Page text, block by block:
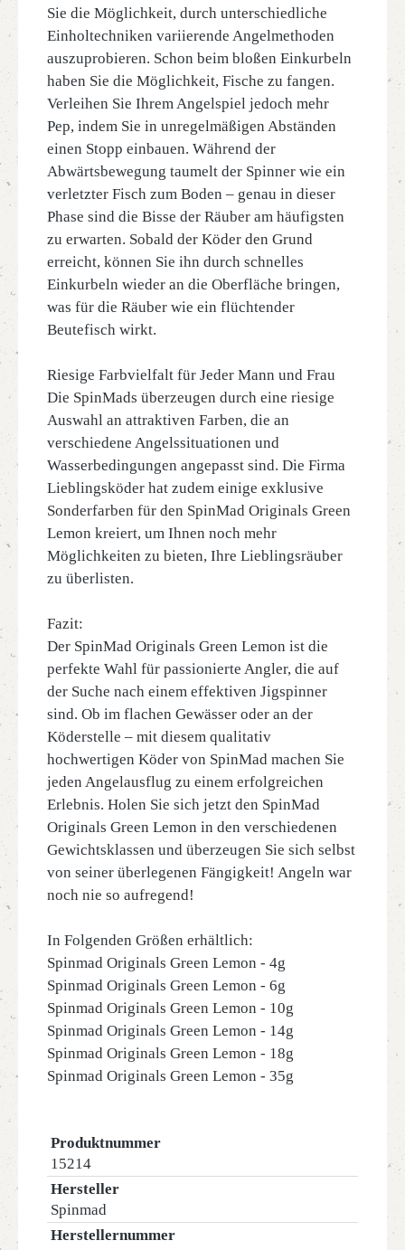
Sie die Möglichkeit, durch unterschiedliche
Einholtechniken variierende Angelmethoden
auszuprobieren. Schon beim bloßen Einkurbeln
haben Sie die Möglichkeit, Fische zu fangen.
Verleihen Sie Ihrem Angelspiel jedoch mehr
Pep, indem Sie in unregelmäßigen Abständen
einen Stopp einbauen. Während der
Abwärtsbewegung taumelt der Spinner wie ein
verletzter Fisch zum Boden – genau in dieser
Phase sind die Bisse der Räuber am häufigsten
zu erwarten. Sobald der Köder den Grund
erreicht, können Sie ihn durch schnelles
Einkurbeln wieder an die Oberfläche bringen,
was für die Räuber wie ein flüchtender
Beutefisch wirkt.
Riesige Farbvielfalt für Jeder Mann und Frau
Die SpinMads überzeugen durch eine riesige
Auswahl an attraktiven Farben, die an
verschiedene Angelssituationen und
Wasserbedingungen angepasst sind. Die Firma
Lieblingsköder hat zudem einige exklusive
Sonderfarben für den SpinMad Originals Green
Lemon kreiert, um Ihnen noch mehr
Möglichkeiten zu bieten, Ihre Lieblingsräuber
zu überlisten.
Fazit:
Der SpinMad Originals Green Lemon ist die
perfekte Wahl für passionierte Angler, die auf
der Suche nach einem effektiven Jigspinner
sind. Ob im flachen Gewässer oder an der
Köderstelle – mit diesem qualitativ
hochwertigen Köder von SpinMad machen Sie
jeden Angelausflug zu einem erfolgreichen
Erlebnis. Holen Sie sich jetzt den SpinMad
Originals Green Lemon in den verschiedenen
Gewichtsklassen und überzeugen Sie sich selbst
von seiner überlegenen Fängigkeit! Angeln war
noch nie so aufregend!
In Folgenden Größen erhältlich:
Spinmad Originals Green Lemon - 4g
Spinmad Originals Green Lemon - 6g
Spinmad Originals Green Lemon - 10g
Spinmad Originals Green Lemon - 14g
Spinmad Originals Green Lemon - 18g
Spinmad Originals Green Lemon - 35g
Produktnummer
15214
Hersteller
Spinmad
Herstellernummer